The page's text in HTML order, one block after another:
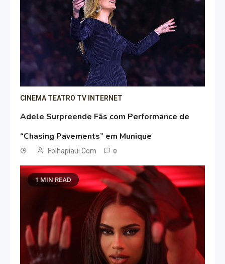
CINEMA TEATRO TV INTERNET
Adele Surpreende Fãs com Performance de
“Chasing Pavements” em Munique
Folhapiaui.com 0
1 MIN READ